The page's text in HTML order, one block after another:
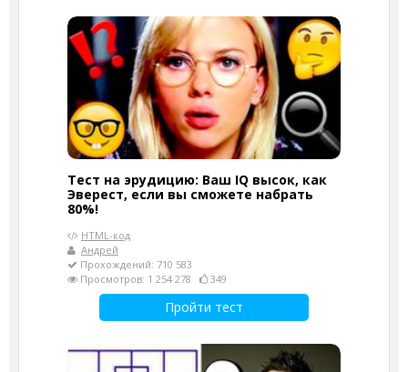
Тест на эрудицию: Ваш IQ высок, как
Эверест, если вы сможете набрать
80%!
HTML-код
Андрей
Прохождений: 710 583
Просмотров: 1 254 278
349
Пройти тест